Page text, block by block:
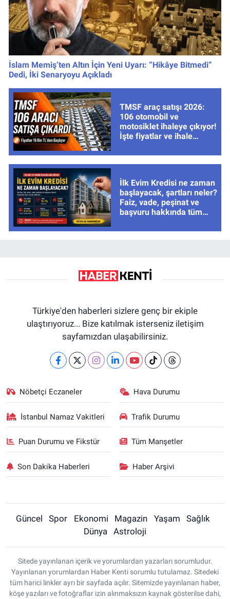
İslam Memiş’ten Altın İçin Yeni Uyarı: “Hikâye Bitmedi”
Dedi, İki Senaryoyu Açıkladı
TMSF araç satışı 2026:
106 otomobil ve
motosiklet ihaleye çıkıyor!
İşte fiyatlar ve ihale
İlk Evim Kredisi ne zaman
başlayacak, şartları neler?
Faiz, vade, peşinat ve
başvuru hakkında tüm
Türkiye'den haberleri sizlere genç bir ekiple
ulaştırıyoruz... Bize katılmak isterseniz iletişim
sayfamızdan ulaşabilirsiniz.
Nöbetçi Eczaneler Hava Durumu
İstanbul Namaz Vakitleri Trafik Durumu
Puan Durumu ve Fikstür Tüm Manşetler
Son Dakika Haberleri Haber Arşivi
Güncel Spor Ekonomi Magazin Yaşam
Sağlık
Dünya
Astroloji
Sitede yayınlanan içerik ve yorumlardan yazarları sorumludur.
Yayınlanan yorumlardan Haber Kenti sorumlu tutulamaz. Sitedeki
tüm harici linkler ayrı bir sayfada açılır. Sitemizde yayınlanan haber,
köşe yazıları ve fotoğraflar izin alınmaksızın kaynak gösterilse dahi,